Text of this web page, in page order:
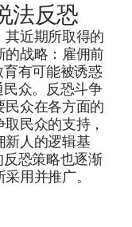
法反恐
其近期所取得的
的战略：雇佣前
有可能被诱惑
众。反恐斗争
众在各方面的
民众的支持，
新人的逻辑基
恐策略也逐渐
用并推广。